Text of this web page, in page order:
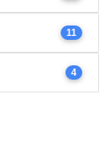
11
4